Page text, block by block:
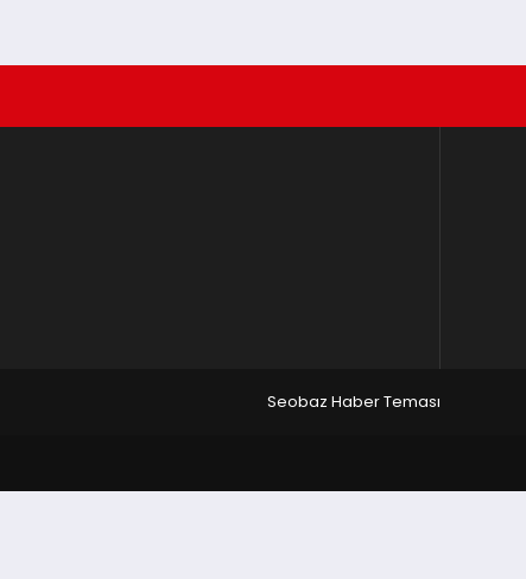
Seobaz Haber Teması